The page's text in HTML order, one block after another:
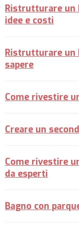
Ristrutturare un
idee e costi
Ristrutturare un
sapere
Come rivestire
Creare un
Come rivestire
da esperti
Bagno con